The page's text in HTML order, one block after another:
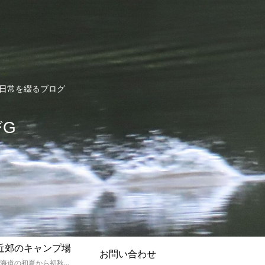
常を綴るブログ
郊のキャンプ場
孫達と北海道の初夏から初秋にかけてキャンプに出かけます。キャンプ場情報だったり料理だったり花火や遊びに虫取りとまさに「やっちゃえ！えびG」やりたい放題のブログです。
お問い合わせ